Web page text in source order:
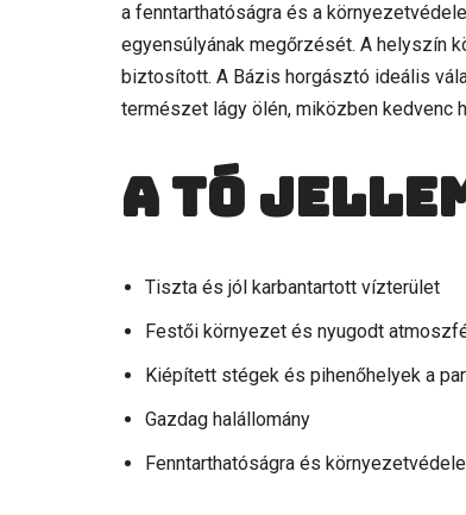
a fenntarthatóságra és a
egyensúlyának megőrzését. A helyszín
biztosított. A Bázis horgásztó ideális
természet lágy ölén, miközben kedvenc
A tó
Tiszta és jól karbantartott vízterület
Festői környezet és nyugodt
Kiépített stégek és pihenőhelyek a
Gazdag halállomány
Fenntarthatóságra és